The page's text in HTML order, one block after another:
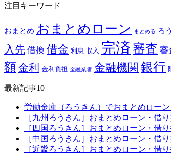
注目キーワード
おまとめ おまとめローン まとめる ろ
入先 借換 借金 利息 収入 完済 審査 審
額金利 金利負担 金融業者 金融機関 銀行
最新記事10
労働金庫（ろうきん）でおまとめロー
［九州ろうきん］おまとめローン・借
［四国ろうきん］おまとめローン・借
［中国ろうきん］おまとめローン・借
［近畿ろうきん］おまとめローン・借